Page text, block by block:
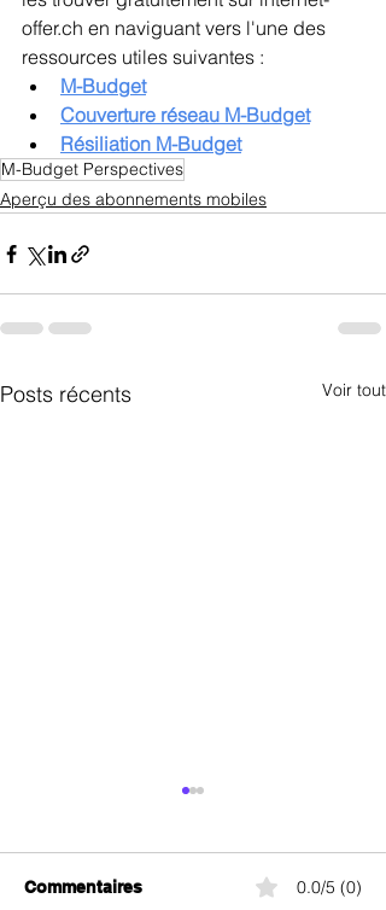
offer.ch en naviguant vers l'une des
ressources utiles suivantes :
M-Budget
Couverture réseau M-Budget
Résiliation M-Budget
M-Budget Perspectives
Aperçu des abonnements mobiles
Posts récents Voir tout
Commentaires 0.0/5 (0)